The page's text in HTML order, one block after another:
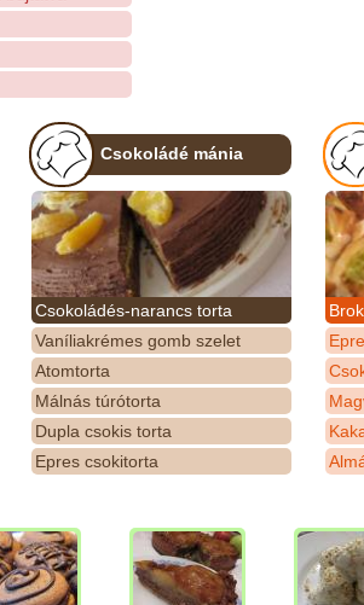
Csokoládé mánia
Csokoládés-narancs torta
Vaníliakrémes gomb szelet
Atomtorta
Málnás túrótorta
Dupla csokis torta
Epres csokitorta